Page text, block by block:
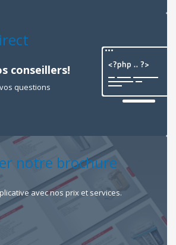
conseillers!
questions
notre brochure
avec nos prix et services.